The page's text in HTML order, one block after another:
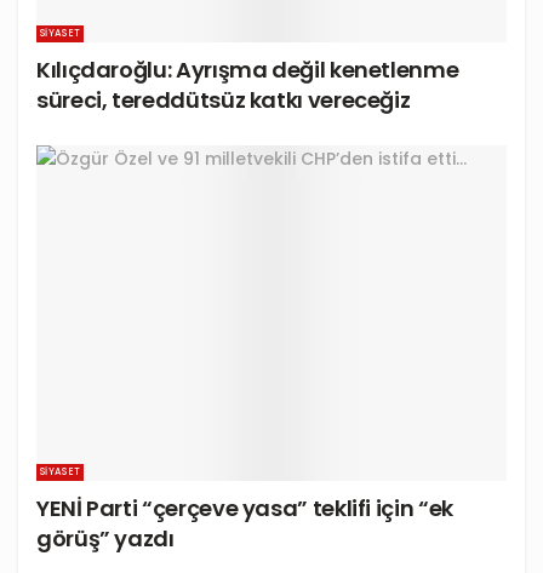
SIYASET
Kılıçdaroğlu: Ayrışma değil kenetlenme
süreci, tereddütsüz katkı vereceğiz
SIYASET
YENİ Parti “çerçeve yasa” teklifi için “ek
görüş” yazdı